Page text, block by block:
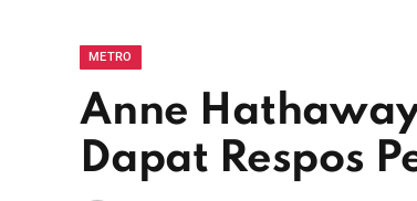
METRO
Anne
Dapat Respos